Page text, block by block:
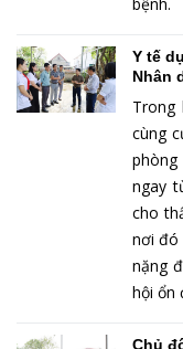
Y tế
Nhân
Trong
cùng
ngay
cho
nơi đó
nặng
hội ổn
Chủ